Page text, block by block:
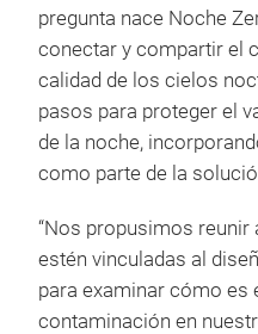
pregunta nace Noche
conectar y compartir el
calidad de los cielos
pasos para proteger el
de la noche,
como parte de la
“Nos propusimos reunir
estén vinculadas al
para examinar cómo es
contaminación en